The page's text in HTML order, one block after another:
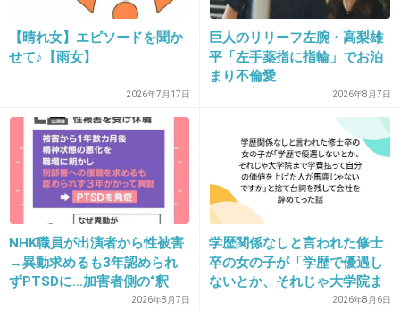
+16 -0
HOMU DE CONCON
出典：img.pics.livedoor.com
SHIMATTA
【晴れ女】エピソードを聞か
せて♪【雨女】
2026年7月17日
巨人のリリーフ左腕・高梨雄
平「左手薬指に指輪」でお泊
まり不倫愛
2026年8月7日
NHK職員が出演者から性被害
→異動求めるも3年認められ
ずPTSDに…加害者側の“釈
明”にコラムニスト「納得が
2026年8月7日
学歴関係なしと言われた修士
卒の女の子が「学歴で優遇し
ないとか、それじゃ大学院ま
で学費払って自分の価値を上
2026年8月6日